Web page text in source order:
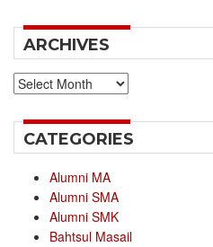
ARCHIVES
Archives
CATEGORIES
Alumni MA
Alumni SMA
Alumni SMK
Bahtsul Masail